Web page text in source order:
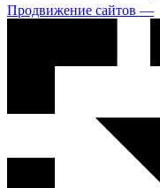
Продвижение сайтов —